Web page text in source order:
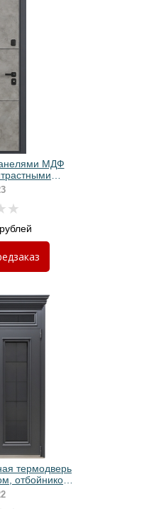
МДФ
термодверь
отбойником,
и серым